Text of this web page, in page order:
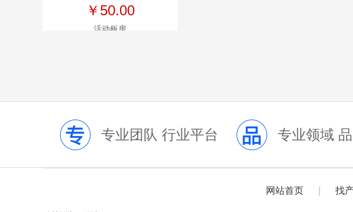
￥50.00
活动板房
专业团队 行业平台 专业领域
网站首页 找